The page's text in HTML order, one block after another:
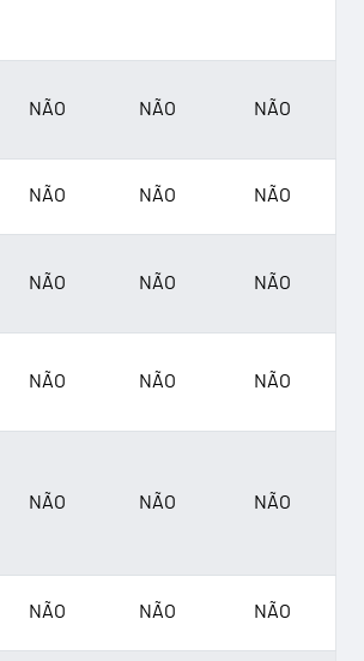
NÃO NÃO NÃO
NÃO NÃO NÃO
NÃO NÃO NÃO
NÃO NÃO NÃO
NÃO NÃO NÃO
NÃO NÃO NÃO